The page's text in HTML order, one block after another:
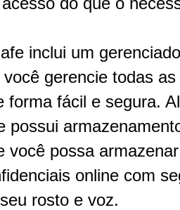
inclui um
gerencie todas
forma fácil e segura.
possui
você possa armazenar
online com
rosto e voz.